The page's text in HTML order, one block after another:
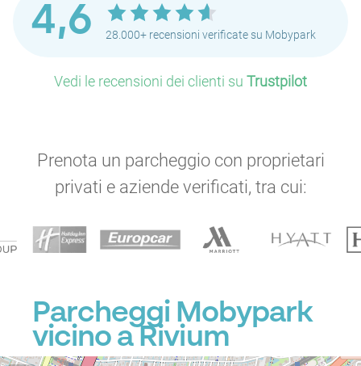
4,6 28.000+ recensioni verificate su Mobypark
Vedi le recensioni dei clienti su Trustpilot
Prenota un parcheggio con proprietari
privati e aziende verificati, tra cui:
Parcheggi Mobypark
vicino a Rivium